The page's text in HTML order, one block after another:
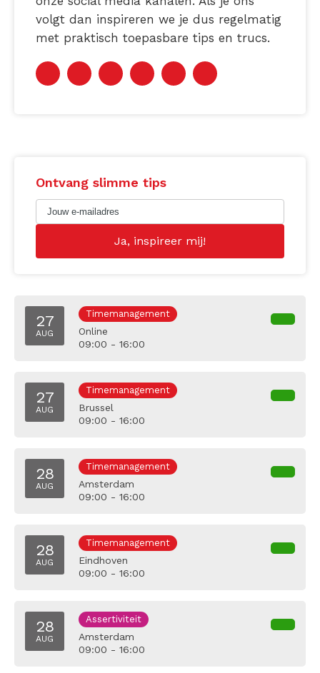
volgt dan inspireren we je dus regelmatig
met praktisch toepasbare tips en trucs.
Ontvang slimme tips
27
AUG
Timemanagement
Online
09:00 - 16:00
27
AUG
Timemanagement
Brussel
09:00 - 16:00
28
AUG
Timemanagement
Amsterdam
09:00 - 16:00
28
AUG
Timemanagement
Eindhoven
09:00 - 16:00
28
AUG
Assertiviteit
Amsterdam
09:00 - 16:00